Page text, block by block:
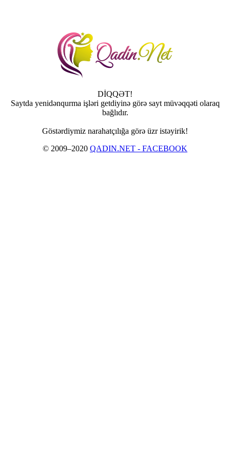
DİQQƏT!
Saytda yenidənqurma işləri getdiyinə görə sayt müvəqqəti olaraq
bağlıdır.
Göstərdiymiz narahatçılığa görə üzr istəyirik!
© 2009–2020 QADIN.NET - FACEBOOK